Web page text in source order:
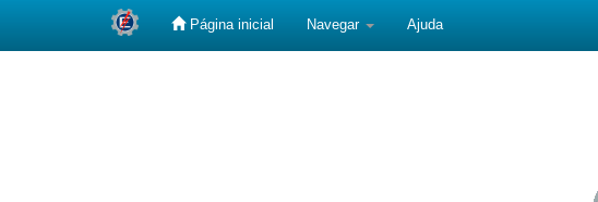
Página inicial Navegar Ajuda